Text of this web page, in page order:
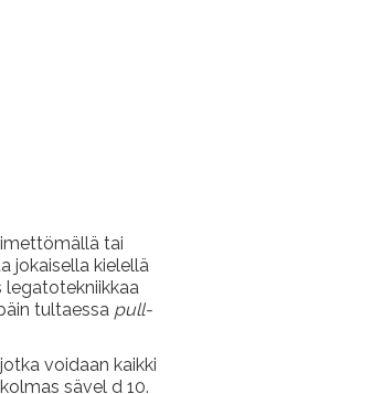
tai
jokaisella kielellä
legatotekniikkaa
tultaessa pull-
voidaan kaikki
sävel d 10.